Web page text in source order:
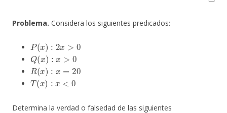
Problema. Considera los siguientes predicados:
P( x : >
Q(x): x >0
R(x):x =20
T(x): x<0
Determina la verdad o falsedad de las siguientes